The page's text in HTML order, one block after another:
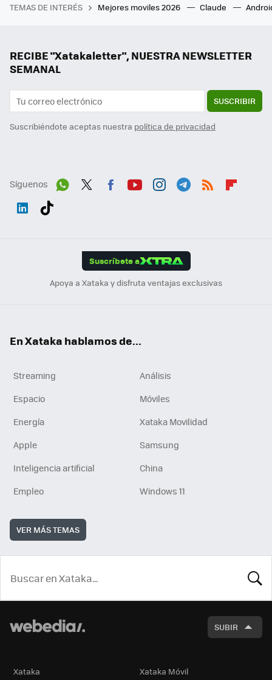
TEMAS DE INTERÉS Mejores moviles 2026 Claude
RECIBE "Xatakaletter", NUESTRA NEWSLETTER
SEMANAL
SUSCRIBIR
Suscribiéndote aceptas nuestra política de privacidad
Síguenos
Suscríbete a
Apoya a Xataka y disfruta ventajas exclusivas
En Xataka hablamos de...
Streaming
Análisis
Espacio
Móviles
Energía
Xataka Movilidad
Apple
Samsung
Inteligencia artificial
China
Empleo
Windows 11
VER MÁS TEMAS
SUBIR
Xataka Xataka Móvil